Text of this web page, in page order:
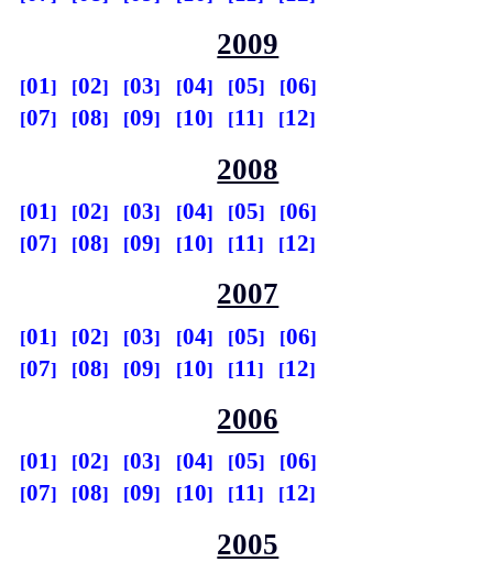
2009
01 02 03 04 05
06
07
08 09 10 11 12
2008
01 02 03 04 05
06
07
08 09 10 11 12
2007
01 02 03 04 05
06
07
08 09 10 11 12
2006
01 02 03 04 05
06
07
08 09 10 11 12
2005